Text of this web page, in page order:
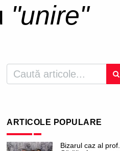
"unire"
ARTICOLE POPULARE
Bizarul caz al prof.